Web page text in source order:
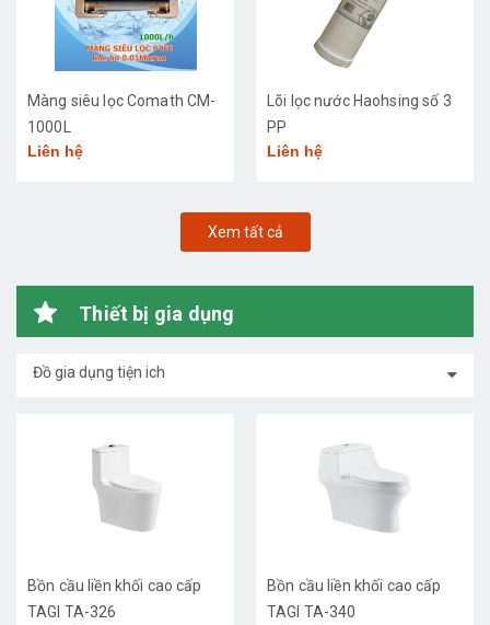
Màng siêu lọc Comath CM-
1000L
Liên hệ
Lõi lọc nước Haohsing số 3
PP
Liên hệ
Xem tất cả
Thiết bị gia dụng
Đồ gia dụng tiện ich
Bồn cầu liền khối cao cấp
TAGI TA-326
Bồn cầu liền khối cao cấp
TAGI TA-340